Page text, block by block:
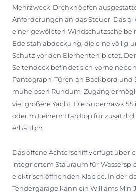
Mehrzweck-Drehknöpfen
Anforderungen an das Steuer. Das
einer gewölbten Windschutzscheibe
Edelstahlabdeckung, die eine völlig
Schutz vor den Elementen bietet.
Seitendeck befindet sich vorne
Pantograph-Türen an Backbord und
mühelosen Rundum-Zugang
viel größere Yacht. Die Superhawk 55
oder mit einem Hardtop für
erhältlich.
Das offene Achterschiff verfügt über
integriertem Stauraum für
elektrisch öffnenden Klappe. In der
Tendergarage kann ein Williams